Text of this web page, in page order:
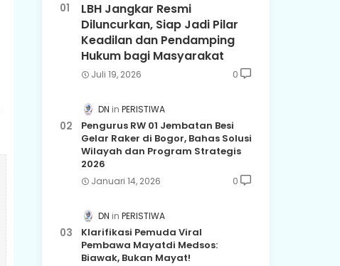
LBH Jangkar Resmi
Diluncurkan, Siap Jadi Pilar
Keadilan dan Pendamping
Hukum bagi Masyarakat
Juli 19, 2026 0
DN PERISTIWA
Pengurus RW 01 Jembatan Besi
Gelar Raker di Bogor, Bahas Solusi
Wilayah dan Program Strategis
2026
Januari 14, 2026 0
DN PERISTIWA
Klarifikasi Pemuda Viral
Pembawa Mayatdi Medsos:
Biawak, Bukan Mayat!